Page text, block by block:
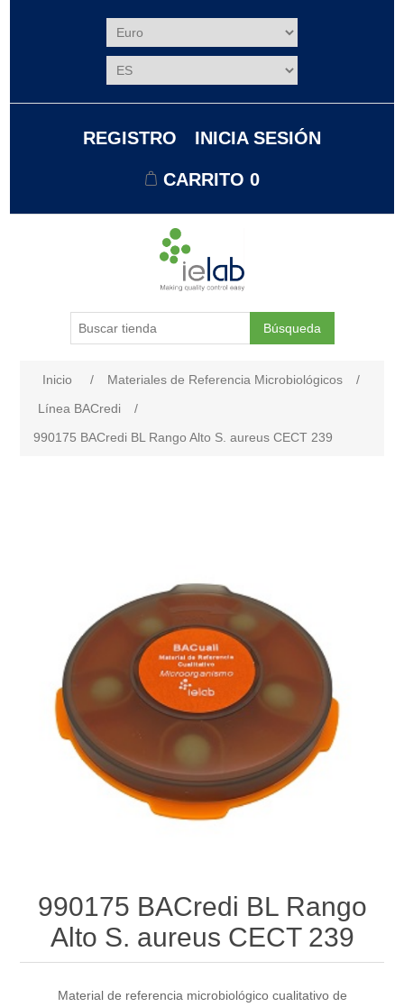
REGISTRO INICIA SESIÓN
CARRITO 0
Búsqueda
Inicio / Materiales de Referencia Microbiológicos
/
Línea BACredi
/
990175 BACredi BL Rango Alto S. aureus CECT 239
990175 BACredi BL Rango
Alto S. aureus CECT 239
Material de referencia microbiológico cualitativo de